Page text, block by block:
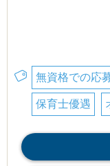
無資格での応
保育士優遇